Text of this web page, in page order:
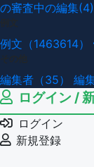
の審査中の編集(4)
例文（1463614）
編集者（35） 編
ログイン /
ログイン
新規登録